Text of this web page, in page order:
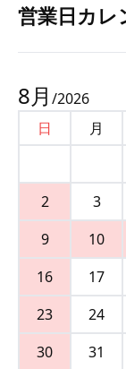
営業⽇カレ
8月 /2026
日
月
2
3
9
10
16
17
23
24
30
31